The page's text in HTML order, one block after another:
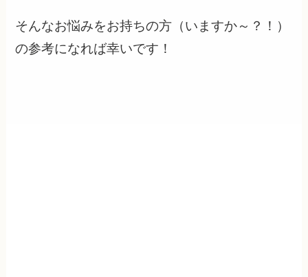
そんなお悩みをお持ちの方（いますか～？！）
の参考になれば幸いです！